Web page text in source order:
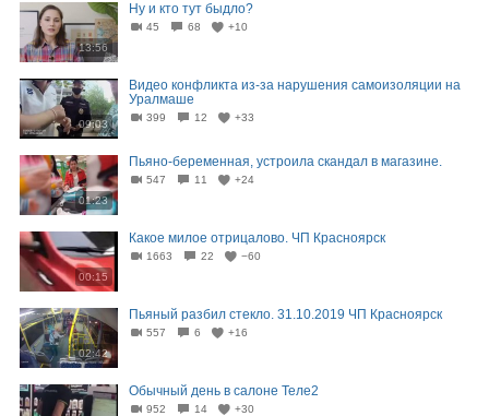
13:56
Ну и кто тут быдло?
45 68 +10
09:03
Видео конфликта из-за нарушения самоизоляции на
Уралмаше
399 12 +33
01:23
Пьяно-беременная, устроила скандал в магазине.
547 11 +24
00:15
Какое милое отрицалово. ЧП Красноярск
1663 22 −60
02:42
Пьяный разбил стекло. 31.10.2019 ЧП Красноярск
557 6 +16
Обычный день в салоне Теле2
952 14 +30